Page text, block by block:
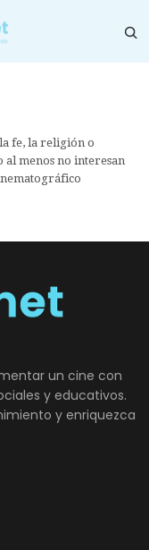
fe, la religión o
al menos no interesan
un cine con
y educativos.
y enriquezca